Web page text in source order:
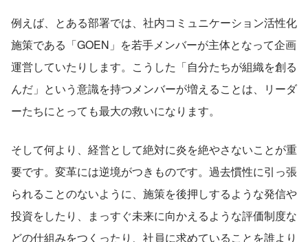
例えば、とある部署では、社内コミュニケーション活性化
施策である「GOEN」を若手メンバーが主体となって企画
運営していたりします。こうした「自分たちが組織を創る
んだ」という意識を持つメンバーが増えることは、リーダ
ーたちにとっても最大の救いになります。
そして何より、経営として絶対に炎を絶やさないことが重
要です。変革には逆境がつきものです。過去慣性に引っ張
られることのないように、施策を後押しするような発信や
投資をしたり、まっすぐ未来に向かえるような評価制度な
どの仕組みをつくったり、社員に求めていることを誰より